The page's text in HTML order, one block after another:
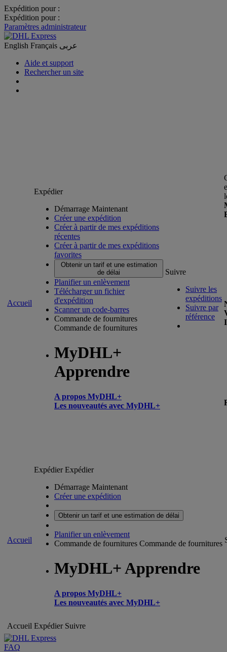
Expédition pour :
Expédition pour :
Paramètres administrateur
English Français عربى
Aide et support
Rechercher un site
Accueil
Expédier
Démarrage Maintenant
Créer une expédition
Créer à partir de mes expéditions
récentes
Créer à partir de mes expéditions
favorites
Obtenir un tarif et une estimation
de délai
Planifier un enlèvement
Télécharger un fichier
d'expédition
Scanner un code-barres
Commande de fournitures
Commande de fournitures
MyDHL+
Apprendre
A propos MyDHL+
Les nouveautés avec MyDHL+
Suivre
Suivre les
expéditions
Suivre par
référence
Accueil
ExpédierExpédier
Démarrage Maintenant
Créer une expédition
Obtenir un tarif et une estimation de délai
Planifier un enlèvement
Commande de fournitures Commande de fournitures
MyDHL+ Apprendre
A propos MyDHL+
Les nouveautés avec MyDHL+
Accueil Expédier Suivre
FAQ